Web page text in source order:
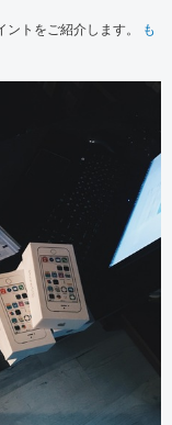
ントをご紹介します。
も